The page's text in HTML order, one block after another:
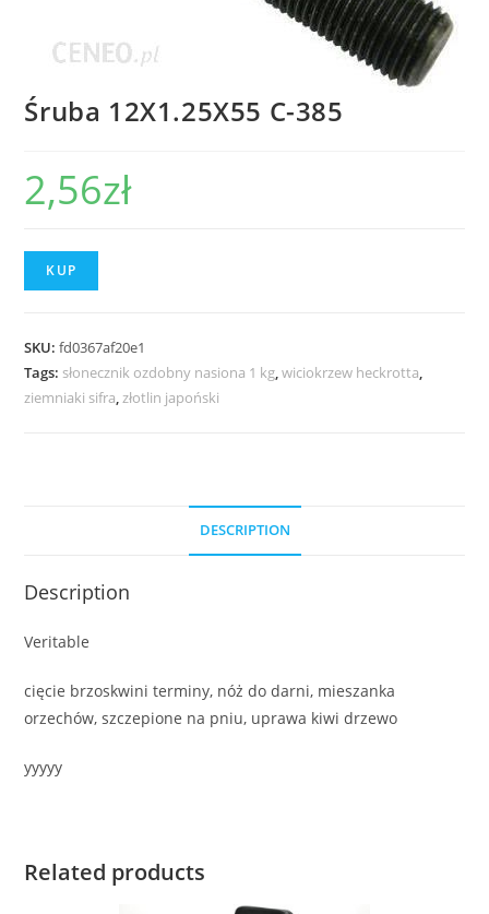
Śruba 12X1.25X55 C-385
2,56zł
KUP
SKU:fd0367af20e1
Tags: słonecznik ozdobny nasiona 1 kg,wiciokrzew heckrotta,
ziemniaki sifra,złotlin japoński
DESCRIPTION
Description
Veritable
cięcie brzoskwini terminy, nóż do darni, mieszanka
orzechów, szczepione na pniu, uprawa kiwi drzewo
yyyyy
Related products